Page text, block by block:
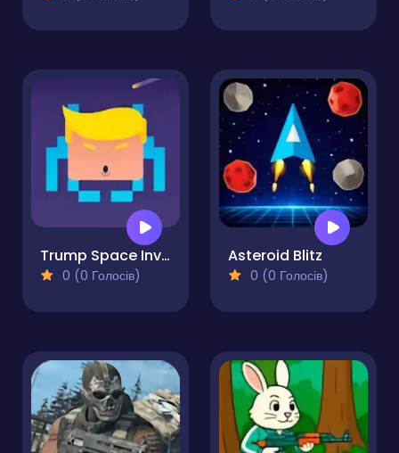
Trump Space Invaders
0 (0 Голосів)
Asteroid Blitz
0 (0 Голосів)